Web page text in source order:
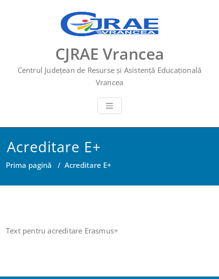
CJRAE Vrancea
Centrul Județean de Resurse și Asistență Educațională
Vrancea
Acreditare E+
Prima pagină / Acreditare E+
Text pentru acreditare Erasmus+